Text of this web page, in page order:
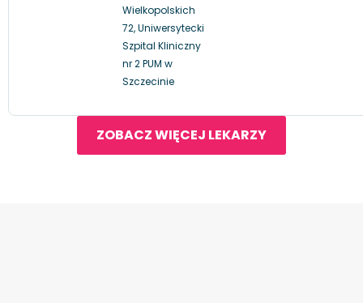
Wielkopolskich
72, Uniwersytecki
Szpital Kliniczny
nr 2 PUM w
Szczecinie
ZOBACZ WIĘCEJ LEKARZY